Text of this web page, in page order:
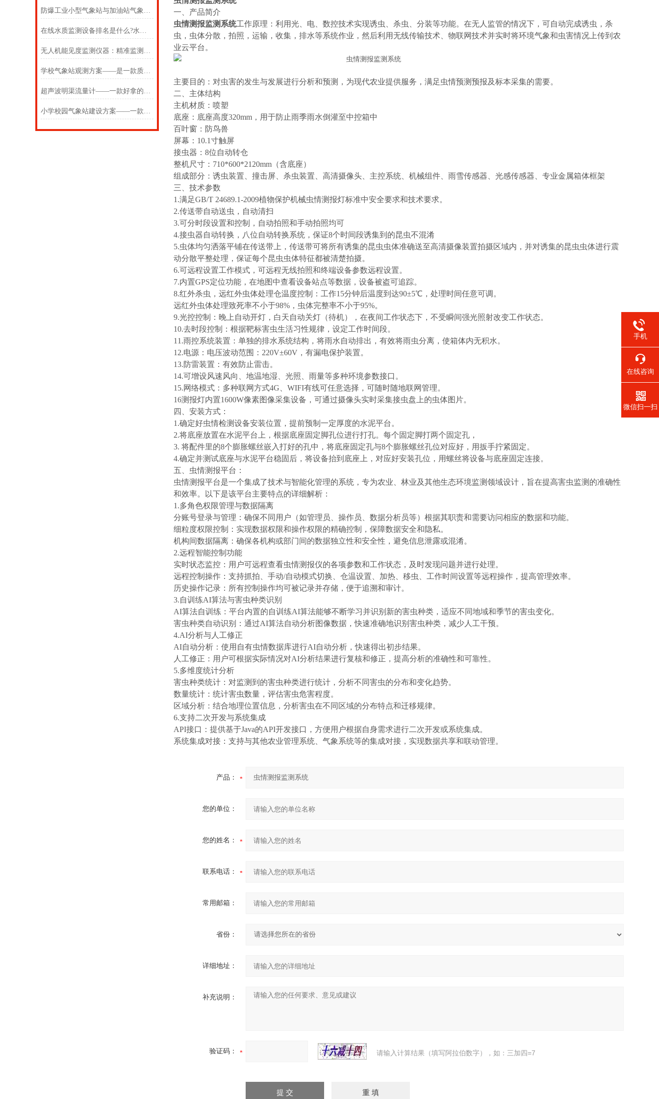
防爆工业小型气象站与加油站气象站的差别在哪里
在线水质监测设备排名是什么?水质在线监测设备厂家?【万象环境+】
无人机能见度监测仪器：精准监测，行业智慧之选
学校气象站观测方案——是一款质量与价格都很香的校园气象监测站系统
超声波明渠流量计——一款好拿的便携式明渠流量计2024(万象推送)
小学校园气象站建设方案——一款用了就知道的小学校园气象站设备
一、产品简介
虫情测报监测系统工作原理：利用光、电、数控技术实现诱虫、杀虫、分装等功能。在无人监管的情况下，可自动完成诱虫，杀
虫，虫体分散，拍照，运输，收集，排水等系统作业，然后利用无线传输技术、物联网技术并实时将环境气象和虫害情况上传到农
业云平台。
主要目的：对虫害的发生与发展进行分析和预测，为现代农业提供服务，满足虫情预测预报及标本采集的需要。
二、主体结构
主机材质：喷塑
底座：底座高度320mm，用于防止雨季雨水倒灌至中控箱中
百叶窗：防鸟兽
屏幕：10.1寸触屏
接虫器：8位自动转仓
整机尺寸：710*600*2120mm（含底座）
组成部分：诱虫装置、撞击屏、杀虫装置、高清摄像头、主控系统、机械组件、雨雪传感器、光感传感器、专业金属箱体框架
三、技术参数
1.满足GB/T 24689.1-2009植物保护机械虫情测报灯标准中安全要求和技术要求。
2.传送带自动送虫，自动清扫
3.可分时段设置和控制，自动拍照和手动拍照均可
4.接虫器自动转换，八位自动转换系统，保证8个时间段诱集到的昆虫不混淆
5.虫体均匀洒落平铺在传送带上，传送带可将所有诱集的昆虫虫体准确送至高清摄像装置拍摄区域内，并对诱集的昆虫虫体进行震
动分散平整处理，保证每个昆虫虫体特征都被清楚拍摄。
6.可远程设置工作模式，可远程无线拍照和终端设备参数远程设置。
7.内置GPS定位功能，在地图中查看设备站点等数据，设备被盗可追踪。
8.红外杀虫，远红外虫体处理仓温度控制：工作15分钟后温度到达90±5℃，处理时间任意可调。
远红外虫体处理致死率不小于98%，虫体完整率不小于95%。
9.光控控制：晚上自动开灯，白天自动关灯（待机），在夜间工作状态下，不受瞬间强光照射改变工作状态。
10.去时段控制：根据靶标害虫生活习性规律，设定工作时间段。
11.雨控系统装置：单独的排水系统结构，将雨水自动排出，有效将雨虫分离，使箱体内无积水。
12.电源：电压波动范围：220V±60V，有漏电保护装置。
13.防雷装置：有效防止雷击。
14.可增设风速风向、地温地湿、光照、雨量等多种环境参数接口。
15.网络模式：多种联网方式4G、WIFI有线可任意选择，可随时随地联网管理。
16测报灯内置1600W像素图像采集设备，可通过摄像头实时采集接虫盘上的虫体图片。
四、安装方式：
1.确定好虫情检测设备安装位置，提前预制一定厚度的水泥平台。
2.将底座放置在水泥平台上，根据底座固定脚孔位进行打孔。每个固定脚打两个固定孔，
3. 将配件里的8个膨胀螺丝嵌入打好的孔中，将底座固定孔与8个膨胀螺丝孔位对应好，用扳手拧紧固定。
4.确定并测试底座与水泥平台稳固后，将设备抬到底座上，对应好安装孔位，用螺丝将设备与底座固定连接。
五、虫情测报平台：
虫情测报平台是一个集成了技术与智能化管理的系统，专为农业、林业及其他生态环境监测领域设计，旨在提高害虫监测的准确性
和效率。以下是该平台主要特点的详细解析：
1.多角色权限管理与数据隔离
分账号登录与管理：确保不同用户（如管理员、操作员、数据分析员等）根据其职责和需要访问相应的数据和功能。
细粒度权限控制：实现数据权限和操作权限的精确控制，保障数据安全和隐私。
机构间数据隔离：确保各机构或部门间的数据独立性和安全性，避免信息泄露或混淆。
2.远程智能控制功能
实时状态监控：用户可远程查看虫情测报仪的各项参数和工作状态，及时发现问题并进行处理。
远程控制操作：支持抓拍、手动/自动模式切换、仓温设置、加热、移虫、工作时间设置等远程操作，提高管理效率。
历史操作记录：所有控制操作均可被记录并存储，便于追溯和审计。
3.自训练AI算法与害虫种类识别
AI算法自训练：平台内置的自训练AI算法能够不断学习并识别新的害虫种类，适应不同地域和季节的害虫变化。
害虫种类自动识别：通过AI算法自动分析图像数据，快速准确地识别害虫种类，减少人工干预。
4.AI分析与人工修正
AI自动分析：使用自有虫情数据库进行AI自动分析，快速得出初步结果。
人工修正：用户可根据实际情况对AI分析结果进行复核和修正，提高分析的准确性和可靠性。
5.多维度统计分析
害虫种类统计：对监测到的害虫种类进行统计，分析不同害虫的分布和变化趋势。
数量统计：统计害虫数量，评估害虫危害程度。
区域分析：结合地理位置信息，分析害虫在不同区域的分布特点和迁移规律。
6.支持二次开发与系统集成
API接口：提供基于Java的API开发接口，方便用户根据自身需求进行二次开发或系统集成。
系统集成对接：支持与其他农业管理系统、气象系统等的集成对接，实现数据共享和联动管理。
产品：
您的单位：
您的姓名：
联系电话：
常用邮箱：
省份：
详细地址：
补充说明：
验证码： 请输入计算结果（填写阿拉伯数字），如：三加四=7
手机
在线咨询
微信扫一扫